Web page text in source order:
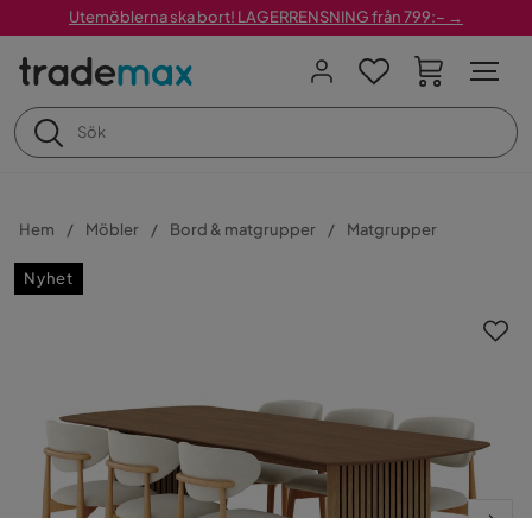
Utemöblerna ska bort! LAGERRENSNING från 799:– →
Hem Möbler Bord & matgrupper Matgrupper
Nyhet